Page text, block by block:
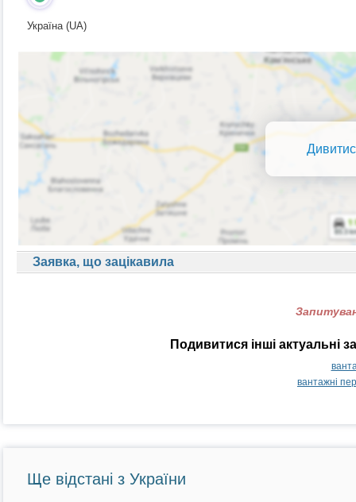
Україна (UA)
Заявка, що зацікавила
Подивитися інші актуальні
вантажні
Ще відстані з України